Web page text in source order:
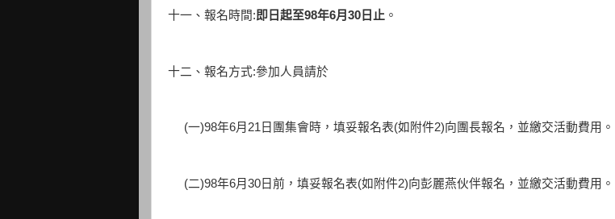
十一、報名時間: 即日起至98年6月30日止 。
十二、報名方式:參加人員請於
(一)98年6月21日團集會時，填妥報名表(如附件2)向團長報名，並繳交活動費用。
(二)98年6月30日前，填妥報名表(如附件2)向彭麗燕伙伴報名，並繳交活動費用。